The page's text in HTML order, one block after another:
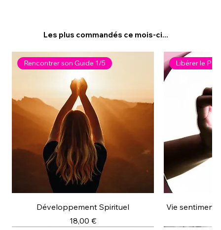
Les plus commandés ce mois-ci...
Rencontrer son Guide 1/5
Développement Spirituel
Prix
18,00 €
Libérer le
Vie